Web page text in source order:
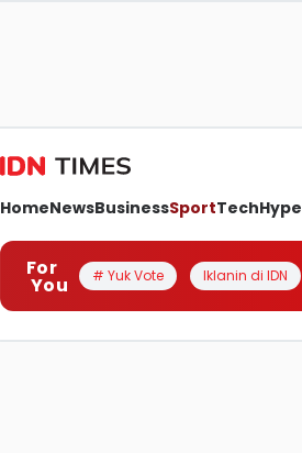
HomeNewsBusinessSportTechHype
For
You # Yuk Vote Iklanin di IDN